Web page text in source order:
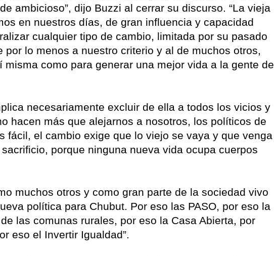
ambicioso”, dijo Buzzi al cerrar su discurso. “La vieja
en nuestros días, de gran influencia y capacidad
cualquier tipo de cambio, limitada por su pasado
lo menos a nuestro criterio y al de muchos otros,
como para generar una mejor vida a la gente de
necesariamente excluir de ella a todos los vicios y
hacen más que alejarnos a nosotros, los políticos de
fácil, el cambio exige que lo viejo se vaya y que venga
porque ninguna nueva vida ocupa cuerpos
muchos otros y como gran parte de la sociedad vivo
política para Chubut. Por eso las PASO, por eso la
las comunas rurales, por eso la Casa Abierta, por
eso el Invertir Igualdad”.